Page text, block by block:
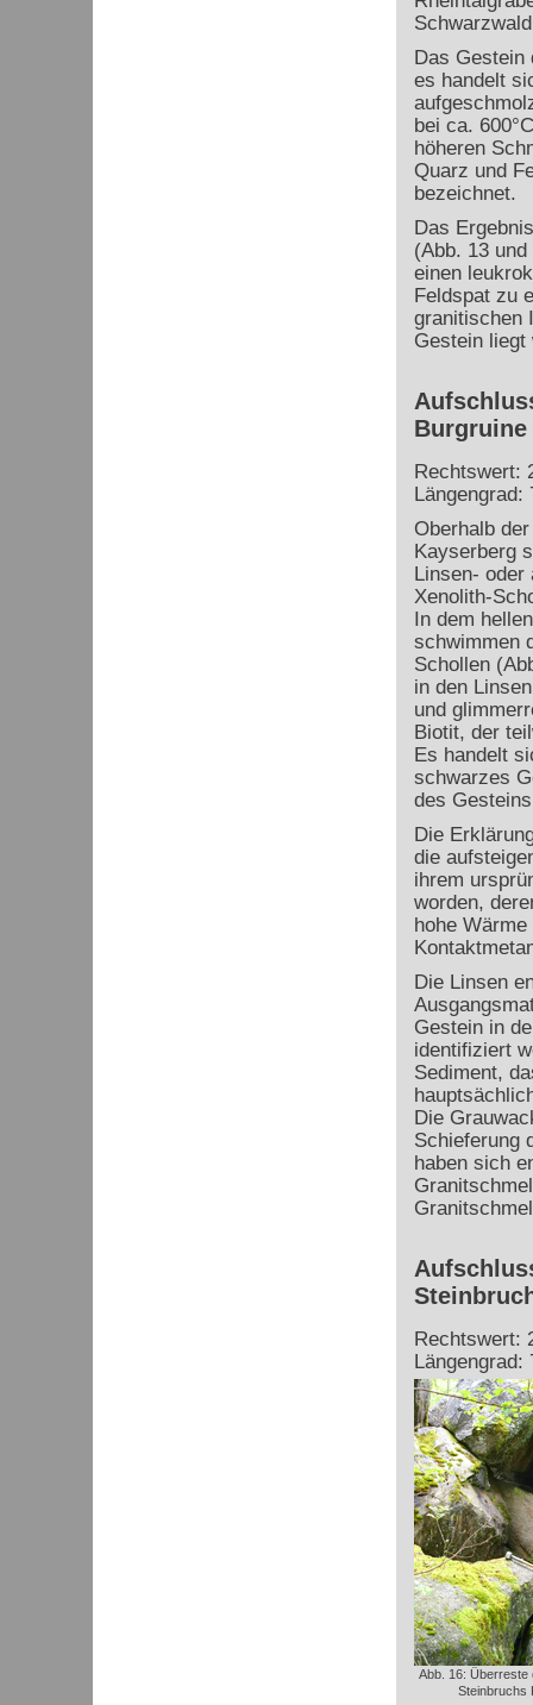
Das Gestein
es handelt
bei ca.
höheren
Quarz und
bezeichnet.
Das
(Abb. 13
einen
Feldspat zu
granitischen
Gestein liegt
Burgruine
Rechtswert:
Längengrad:
Oberhalb
Kayserberg
Linsen- oder
Xenolith-
In dem
schwimmen
Schollen
in den
und
Biotit, der
Es handelt
schwarzes
des
Die
die
ihrem
worden,
hohe
Die Linsen
Gestein in
identifiziert
Sediment,
Die
Schieferung
haben sich
Rechtswert:
Längengrad:
Abb. 16: Überreste
Steinbruchs